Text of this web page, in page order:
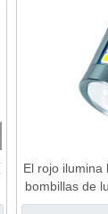
El rojo ilumina
bombillas de